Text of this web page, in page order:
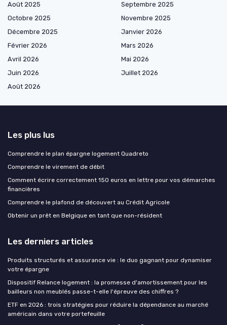
Août 2025
Septembre 2025
Octobre 2025
Novembre 2025
Décembre 2025
Janvier 2026
Février 2026
Mars 2026
Avril 2026
Mai 2026
Juin 2026
Juillet 2026
Août 2026
Les plus lus
Comprendre le plan épargne logement Quadreto
Comprendre le virement de débit
Comment écrire correctement 150 euros en lettre pour vos démarches
financières
Comprendre le plafond de découvert au Crédit Agricole
Obtenir un prêt en Belgique en tant que non-résident
Les derniers articles
Produits structurés et assurance vie : le duo gagnant pour dynamiser
votre épargne
Dispositif Relance logement : la promesse d'amortissement pour les
bailleurs non meublés passe-t-elle l'épreuve des chiffres ?
ETF en 2026 : trois stratégies pour réduire la dépendance au marché
américain dans votre portefeuille